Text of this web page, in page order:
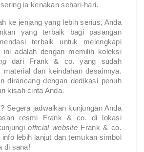
ia kenakan sehari-hari.
ke jenjang yang lebih serius, Anda
yang terbaik bagi pasangan
terbaik untuk melengkapi
ini adalah dengan memilih koleksi
dari Frank & co. yang sudah
material dan keindahan desainnya.
dirancang dengan dedikasi penuh
kisah cinta Anda.
Segera jadwalkan kunjungan Anda
resmi Frank & co. di lokasi
official website Frank & co.
lebih lanjut dan temukan simbol
di sana!